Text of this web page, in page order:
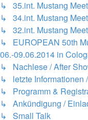
↳ 35.int. Mustang
↳ 34.int. Mustang
↳ 32.int. Mustang
↳ EUROPEAN 50th
06.-09.06.2014 in
↳ Nachlese / After
↳ letzte Informationen
↳ Programm &
↳ Ankündigung /
↳ Small Talk